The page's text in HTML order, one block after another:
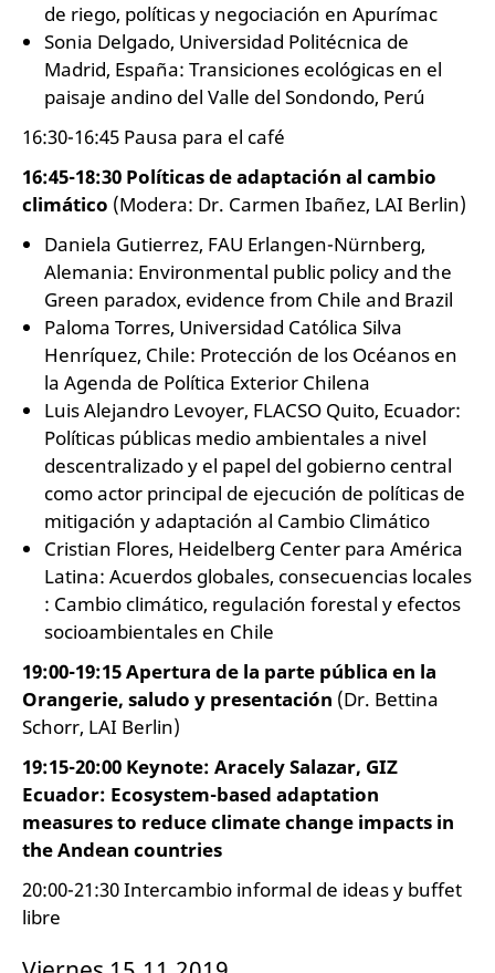
de riego, políticas y negociación en Apurímac
Sonia Delgado, Universidad Politécnica de
Madrid, España: Transiciones ecológicas en el
paisaje andino del Valle del Sondondo, Perú
16:30-16:45 Pausa para el café
16:45-18:30 Políticas de adaptación al cambio
climático (Modera: Dr. Carmen Ibañez, LAI Berlin)
Daniela Gutierrez, FAU Erlangen-Nürnberg,
Alemania: Environmental public policy and the
Green paradox, evidence from Chile and Brazil
Paloma Torres, Universidad Católica Silva
Henríquez, Chile: Protección de los Océanos en
la Agenda de Política Exterior Chilena
Luis Alejandro Levoyer, FLACSO Quito, Ecuador:
Políticas públicas medio ambientales a nivel
descentralizado y el papel del gobierno central
como actor principal de ejecución de políticas de
mitigación y adaptación al Cambio Climático
Cristian Flores, Heidelberg Center para América
Latina: Acuerdos globales, consecuencias locales
: Cambio climático, regulación forestal y efectos
socioambientales en Chile
19:00-19:15 Apertura de la parte pública en la
Orangerie, saludo y presentación (Dr. Bettina
Schorr, LAI Berlin)
19:15-20:00 Keynote: Aracely Salazar, GIZ
Ecuador: Ecosystem-based adaptation
measures to reduce climate change impacts in
the Andean countries
20:00-21:30 Intercambio informal de ideas y buffet
libre